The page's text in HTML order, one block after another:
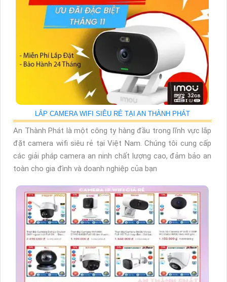
LẮP CAMERA WIFI SIÊU RẺ TẠI AN THÀNH PHÁT
An Thành Phát là một công ty hàng đầu trong lĩnh vực lắp
đặt camera wifi siêu rẻ tại Việt Nam. Chúng tôi cung cấp
các giải pháp camera an ninh chất lượng cao, đảm bảo an
toàn cho gia đình và doanh nghiệp của bạn